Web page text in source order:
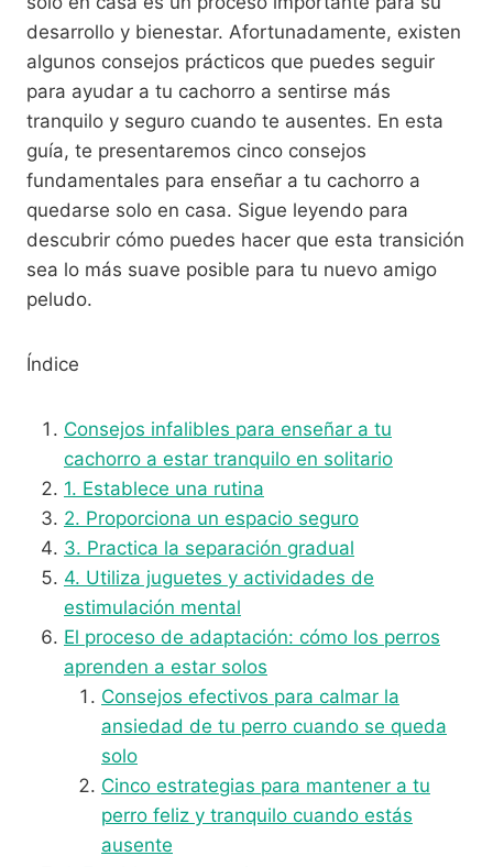
desarrollo y bienestar. Afortunadamente, existen
algunos consejos prácticos que puedes seguir
para ayudar a tu cachorro a sentirse más
tranquilo y seguro cuando te ausentes. En esta
guía, te presentaremos cinco consejos
fundamentales para enseñar a tu cachorro a
quedarse solo en casa. Sigue leyendo para
descubrir cómo puedes hacer que esta transición
sea lo más suave posible para tu nuevo amigo
peludo.
Índice
Consejos infalibles para enseñar a tu
cachorro a estar tranquilo en solitario
1. Establece una rutina
2. Proporciona un espacio seguro
3. Practica la separación gradual
4. Utiliza juguetes y actividades de
estimulación mental
El proceso de adaptación: cómo los perros
aprenden a estar solos
Consejos efectivos para calmar la
ansiedad de tu perro cuando se queda
solo
Cinco estrategias para mantener a tu
perro feliz y tranquilo cuando estás
ausente